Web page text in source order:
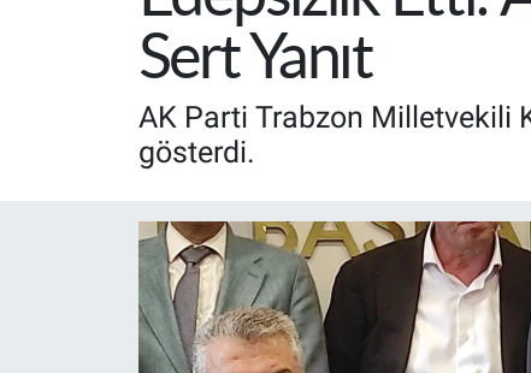
Sert Yanıt
AK Parti Trabzon Milletvekili
gösterdi.
Resmi Reklam
Perde Arkası
Süper Lig Puan Durumu ve Fikstür
Son Dakika Haberleri
Haber Arşivi